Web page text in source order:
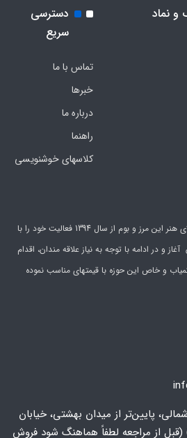
و نماد
دسترسی
سریع
تماس با ما
خبرها
درباره ما
راهنما
کلاسهای خوشنویسی
تیم هنری کلک عشق با هدف اعتلای هنر این مرز و بوم از سال 1394 فعالیت خود را با
و در ادامه با توجه به نیاز علاقه مندان، اقدام
و خاص این حوزه با قیمتهای مناسب نموده
پایین‌تر از میدان بهشتی، خیابان
از مراجعه لطفاً هماهنگ شود فروش